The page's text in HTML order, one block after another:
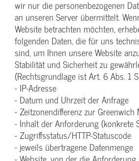
wir nur die personenbezogenen
an unseren Server übermittelt.
Website betrachten möchten,
folgenden Daten, die für uns
sind, um Ihnen unsere Website
Stabilität und Sicherheit zu
(Rechtsgrundlage ist Art. 6 Abs. 1
- IP-Adresse
- Datum und Uhrzeit der Anfrage
- Zeitzonendifferenz zur Greenwich
- Inhalt der Anforderung (konkrete
- Zugriffsstatus/HTTP-Statuscode
- jeweils übertragene Datenmenge